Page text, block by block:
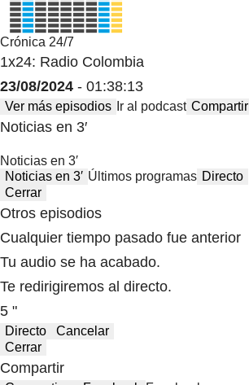
Crónica 24/7
1x24: Radio Colombia
23/08/2024 - 01:38:13
Ver más episodios Ir al podcast Compartir
Noticias en 3′
Noticias en 3′
Noticias en 3′ Últimos programas Directo
Cerrar
Otros episodios
Cualquier tiempo pasado fue anterior
Tu audio se ha acabado.
Te redirigiremos al directo.
5 "
Directo
Cancelar
Cerrar
Compartir